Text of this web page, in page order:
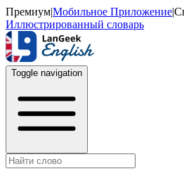
Премиум|Мобильное Приложение|
Иллюстрированный словарь
Toggle navigation